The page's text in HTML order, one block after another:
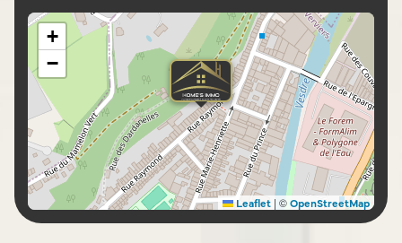
+
−
Leaflet | ©OpenStreetMap